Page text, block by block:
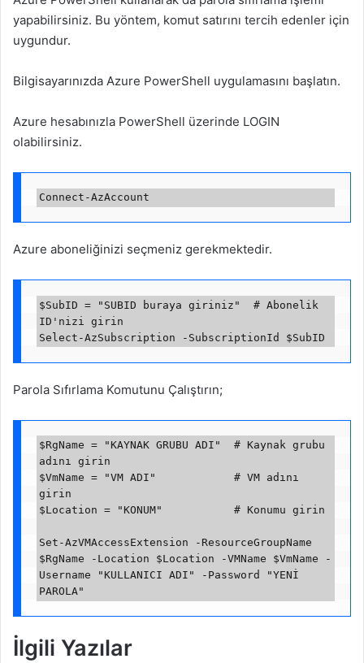
yapabilirsiniz. Bu yöntem, komut satırını tercih edenler için
uygundur.
Bilgisayarınızda Azure PowerShell uygulamasını başlatın.
Azure hesabınızla PowerShell üzerinde LOGIN
olabilirsiniz.
Azure aboneliğinizi seçmeniz gerekmektedir.
$SubID = "SUBID buraya giriniz"  # Abonelik
ID'nizi girin
Parola Sıfırlama Komutunu Çalıştırın;
$RgName = "KAYNAK GRUBU ADI"  # Kaynak grubu
adını girin
$VmName = "VM ADI"            # VM adını
girin
$Location = "KONUM"           # Konumu girin
Set-AzVMAccessExtension -ResourceGroupName
$RgName -Location $Location -VMName $VmName -
Username "KULLANICI ADI" -Password "YENİ
İlgili Yazılar